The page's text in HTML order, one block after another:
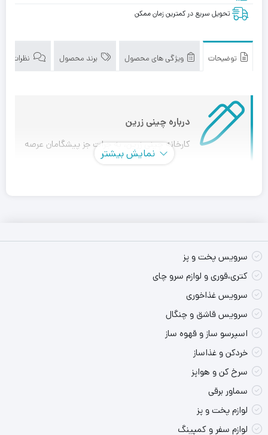
تحویل سریع در کمترین زمان ممکن
توضیحات ویژگی های محصول برند محصول نظرات (0)
درباره چینی زرین
کارخانه چینی زرین، به جرات جز پیشگامان عرصه
بررسی ایده های صاحب نظران امر، به طراحی ، تولید و ارتقای
محصولات خود می اندیشد. این شرکت با پیاده سازی و توسعه
مدرنترین خط مکانیزه از آلمان همگام با تولید کننده های برتر
دنیا، محصولات خود را به تمام جهان صادر می کند. این شرکت
باشد.
سرویس چینی 108 پارچه والندورفر مدل صوفی
نمایش بیشتر
سرویس پخت و پز
کتری،قوری و لوازم سرو چای
سرویس غذاخوری
سرویس قاشق و چنگال
اسپرسو ساز و قهوه ساز
خردکن و غذاساز
سرخ کن و هواپز
سماور برقی
لوازم پخت و پز
لوازم سفر و کمپینگ